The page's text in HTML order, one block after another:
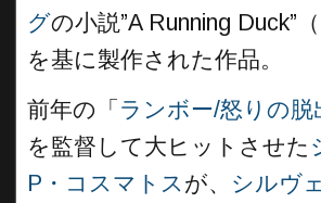
グの小説”A Running Duck”
を基に製作された作品。
前年の「 ランボー/怒りの脱
を監督して大ヒットさせた
P・コスマトスが、 シルヴ